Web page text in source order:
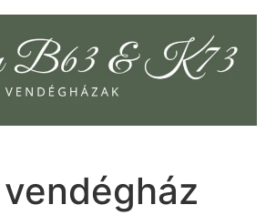
vendégház